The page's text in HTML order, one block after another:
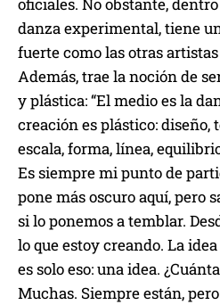
oficiales. No obstante,
danza experimental, tiene
fuerte como las otras
Además, trae la noción de
y plástica: “El medio es la
creación es plástico: diseño,
escala, forma, línea,
Es siempre mi punto de
pone más oscuro aquí, pero
si lo ponemos a temblar.
lo que estoy creando. La
es solo eso: una idea.
Muchas. Siempre están,